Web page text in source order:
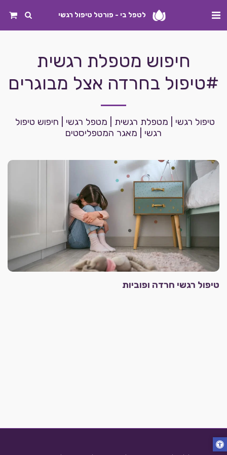
לטפל בי - פורטל טיפול רגשי
חיפוש מטפלת רגשית
#טיפול בחרדה אצל מבוגרים
רגשי | מאגר המטפליסטים
טיפול רגשי חרדה ופוביות